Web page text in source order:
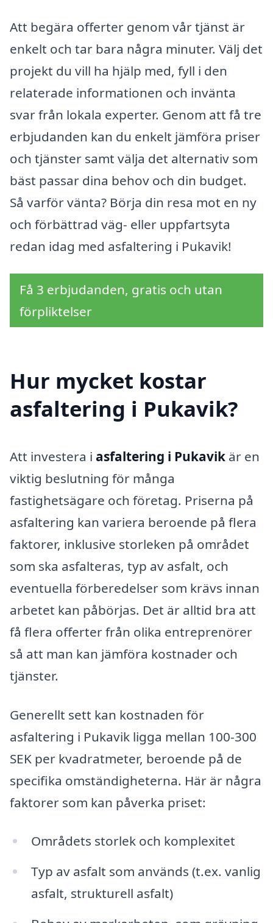
Att begära offerter genom vår tjänst är
enkelt och tar bara några minuter. Välj det
projekt du vill ha hjälp med, fyll i den
relaterade informationen och invänta
svar från lokala experter. Genom att få tre
erbjudanden kan du enkelt jämföra priser
och tjänster samt välja det alternativ som
bäst passar dina behov och din budget.
Så varför vänta? Börja din resa mot en ny
och förbättrad väg- eller uppfartsyta
redan idag med asfaltering i Pukavik!
Få 3 erbjudanden, gratis och utan
förpliktelser
Hur mycket kostar
asfaltering i Pukavik?
Att investera i asfaltering i Pukavik är en
viktig beslutning för många
fastighetsägare och företag. Priserna på
asfaltering kan variera beroende på flera
faktorer, inklusive storleken på området
som ska asfalteras, typ av asfalt, och
eventuella förberedelser som krävs innan
arbetet kan påbörjas. Det är alltid bra att
få flera offerter från olika entreprenörer
så att man kan jämföra kostnader och
tjänster.
Generellt sett kan kostnaden för
asfaltering i Pukavik ligga mellan 100-300
SEK per kvadratmeter, beroende på de
specifika omständigheterna. Här är några
faktorer som kan påverka priset:
Områdets storlek och komplexitet
Typ av asfalt som används (t.ex. vanlig
asfalt, strukturell asfalt)